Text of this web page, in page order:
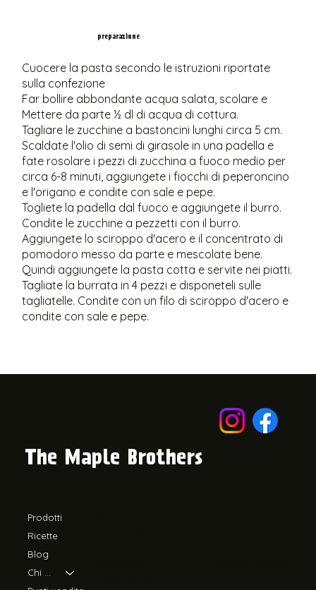
preparazione
Cuocere la pasta secondo le istruzioni riportate
sulla confezione
Far bollire abbondante acqua salata, scolare e
Mettere da parte ½ dl di acqua di cottura.
Tagliare le zucchine a bastoncini lunghi circa 5 cm.
Scaldate l'olio di semi di girasole in una padella e
fate rosolare i pezzi di zucchina a fuoco medio per
circa 6-8 minuti, aggiungete i fiocchi di peperoncino
e l'origano e condite con sale e pepe.
Togliete la padella dal fuoco e aggiungete il burro.
Condite le zucchine a pezzetti con il burro.
Aggiungete lo sciroppo d'acero e il concentrato di
pomodoro messo da parte e mescolate bene.
Quindi aggiungete la pasta cotta e servite nei piatti.
Tagliate la burrata in 4 pezzi e disponeteli sulle
tagliatelle. Condite con un filo di sciroppo d'acero e
condite con sale e pepe.
​The Maple Brothers
Prodotti
Ricette
Blog
Chi siamo